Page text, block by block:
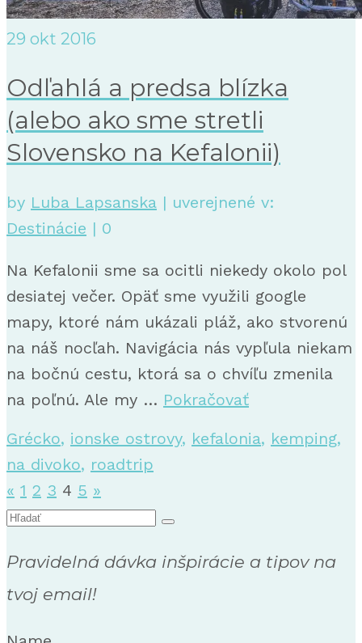
29 okt 2016
Odľahlá a predsa blízka
(alebo ako sme stretli
Slovensko na Kefalonii)
by Luba Lapsanska | uverejnené v:
Destinácie | 0
Na Kefalonii sme sa ocitli niekedy okolo pol
desiatej večer. Opäť sme využili google
mapy, ktoré nám ukázali pláž, ako stvorenú
na náš nocľah. Navigácia nás vypľula niekam
na bočnú cestu, ktorá sa o chvíľu zmenila
na poľnú. Ale my … Pokračovať
Grécko, ionske ostrovy, kefalonia, kemping,
na divoko, roadtrip
Stránkovanie
príspevkov
« 1 2 3 4 5 »
Search
Pravidelná dávka inšpirácie a tipov na
tvoj email!